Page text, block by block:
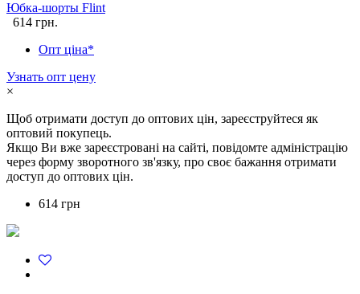
Юбка-шорты Flint
614 грн.
Опт ціна*
Узнать опт цену
×
Щоб отримати доступ до оптових цін, зареєструйтеся як
оптовий покупець.
Якщо Ви вже зареєстровані на сайті, повідомте адміністрацію
через форму зворотного зв'язку, про своє бажання отримати
доступ до оптових цін.
614 грн